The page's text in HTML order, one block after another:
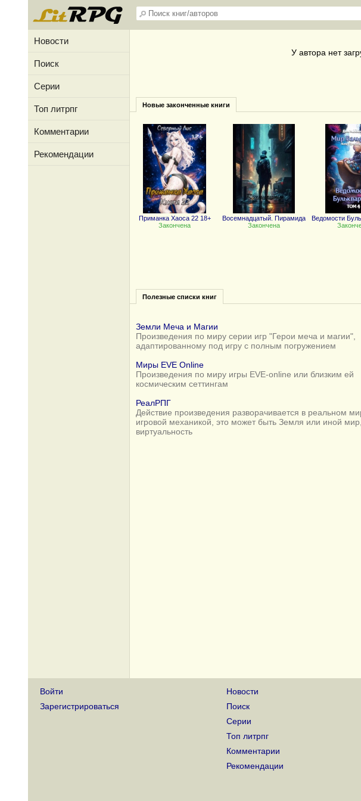
Новости
Поиск
Серии
Топ литрпг
Комментарии
Рекомендации
У автора нет
Новые законченные книги
Приманка Хаоса 22 18+
Закончена
Восемнадцатый. Пирамида
Закончена
Ведомости
Полезные списки книг
Земли Меча и Магии
Произведения по миру серии игр "Герои меча и магии",
адаптированному под игру с полным погружением
Миры EVE Online
Произведения по миру игры EVE-online или близким ей
космическим сеттингам
РеалРПГ
Действие произведения разворачивается в реальном
игровой механикой, это может быть Земля или иной
виртуальность
Войти
Зарегистрироваться
Новости
Поиск
Серии
Топ литрпг
Комментарии
Рекомендации